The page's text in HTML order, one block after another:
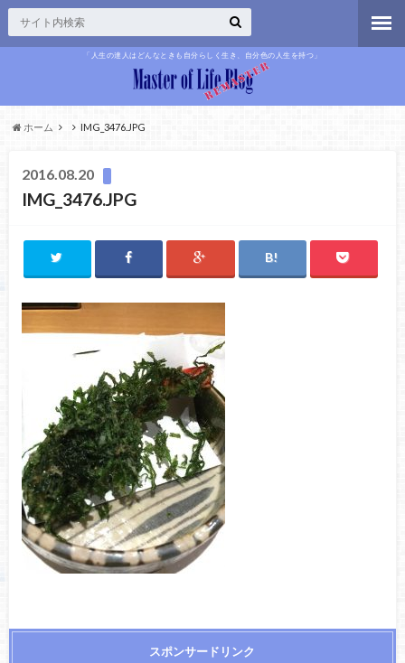
「人生の達人はどんなときも自分らしく生き、自分色の人生を持つ」
ホーム IMG_3476.JPG
2016.08.20
IMG_3476.JPG
スポンサードリンク